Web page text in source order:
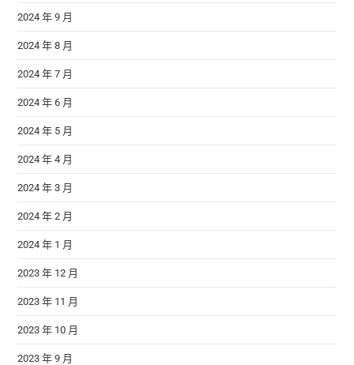
2024 年 9 月
2024 年 8 月
2024 年 7 月
2024 年 6 月
2024 年 5 月
2024 年 4 月
2024 年 3 月
2024 年 2 月
2024 年 1 月
2023 年 12 月
2023 年 11 月
2023 年 10 月
2023 年 9 月